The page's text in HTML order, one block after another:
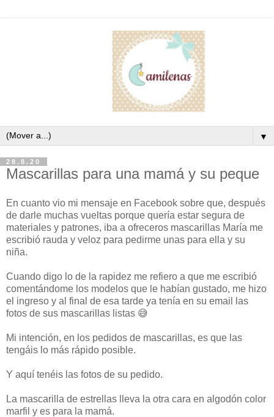
▼
28.8.20
Mascarillas para una mamá y su peque
En cuanto vio mi mensaje en Facebook sobre que, después
de darle muchas vueltas porque quería estar segura de
materiales y patrones, iba a ofreceros mascarillas María me
escribió rauda y veloz para pedirme unas para ella y su
niña.
Cuando digo lo de la rapidez me refiero a que me escribió
comentándome los modelos que le habían gustado, me hizo
el ingreso y al final de esa tarde ya tenía en su email las
fotos de sus mascarillas listas 😅
Mi intención, en los pedidos de mascarillas, es que las
tengáis lo más rápido posible.
Y aquí tenéis las fotos de su pedido.
La mascarilla de estrellas lleva la otra cara en algodón color
marfil y es para la mamá.